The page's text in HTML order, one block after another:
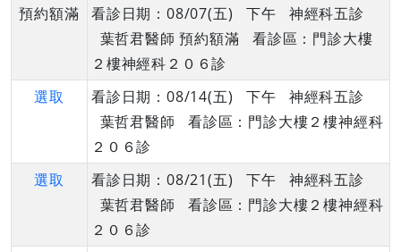
預約額滿
看診日期：08/07(五) 下午 神經科五診
葉哲君醫師 預約額滿 看診區：門診大樓
２樓神經科２０６診
選取
看診日期：08/14(五) 下午 神經科五診
葉哲君醫師 看診區：門診大樓２樓神經科
２０６診
選取
看診日期：08/21(五) 下午 神經科五診
葉哲君醫師 看診區：門診大樓２樓神經科
２０６診